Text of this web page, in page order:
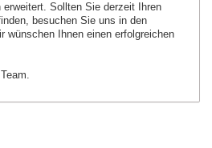
erweitert. Sollten Sie derzeit Ihren
besuchen Sie uns in den
wünschen Ihnen einen erfolgreichen